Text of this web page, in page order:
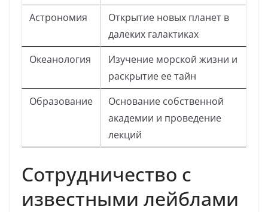
Астрономия
Открытие новых планет в
далеких галактиках
Океанология
Изучение морской жизни и
раскрытие ее тайн
Образование
Основание собственной
академии и проведение
лекций
Сотрудничество с
известными лейблами